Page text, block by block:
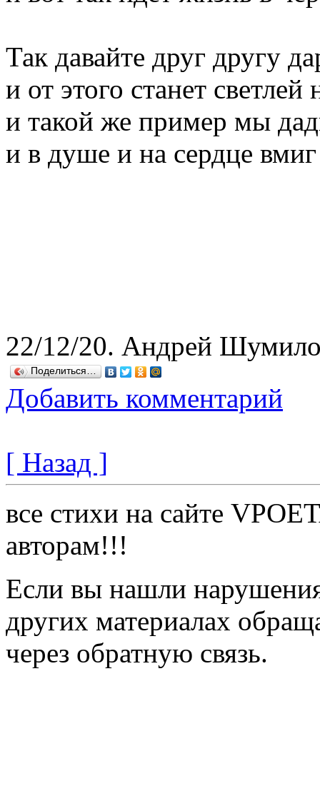
Так давайте друг другу
и от этого станет светлей
и такой же пример мы
и в душе и на сердце
22/12/20. Андрей
Поделиться…
Добавить комментарий
[ Назад ]
все стихи на сайте
авторам!!!
Если вы нашли
других материалах
через обратную связь.